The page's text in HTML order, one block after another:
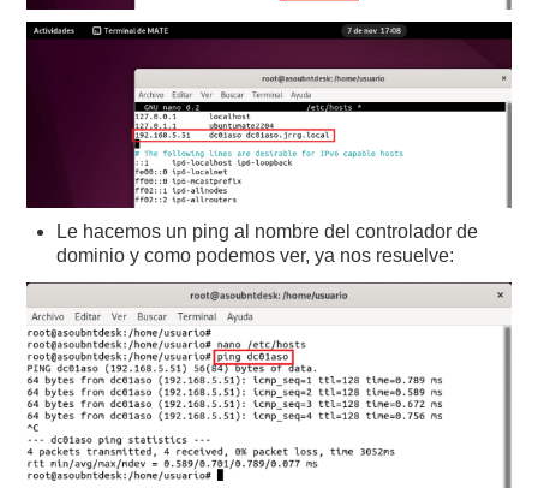
Le hacemos un ping al nombre del controlador de
dominio y como podemos ver, ya nos resuelve: